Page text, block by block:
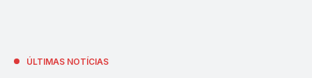
ÚLTIMAS NOTÍCIAS